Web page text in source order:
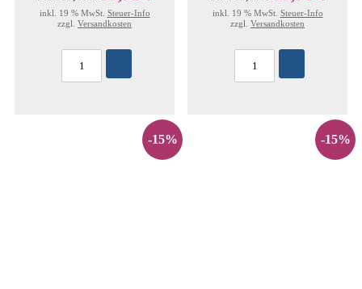
inkl. 19 % MwSt. Steuer-Info
zzgl. Versandkosten
inkl. 19 % MwSt. Steuer-Info
zzgl. Versandkosten
-15% -15%